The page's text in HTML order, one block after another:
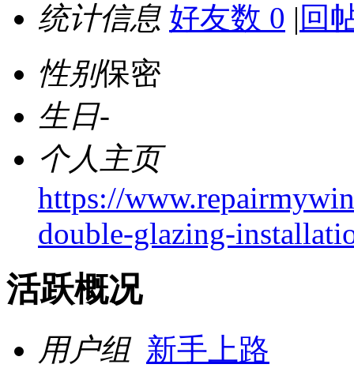
统计信息 好友数 0 | 回
性别保密
生日-
个人主页
https://
double-glazing-
活跃概况
用户组 新手上路